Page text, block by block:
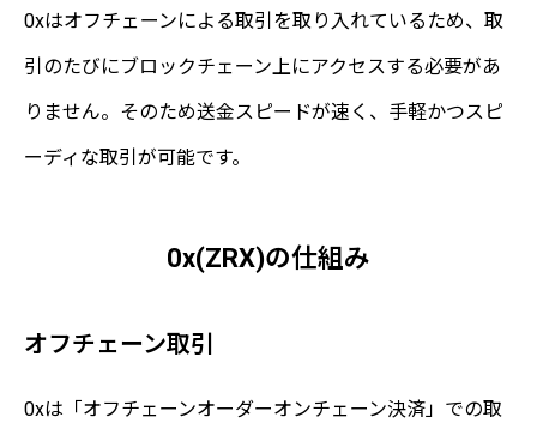
0xはオフチェーンによる取引を取り入れているため、取
引のたびにブロックチェーン上にアクセスする必要があ
りません。そのため送金スピードが速く、手軽かつスピ
ーディな取引が可能です。
0x(ZRX)の仕組み
オフチェーン取引
0xは「オフチェーンオーダーオンチェーン決済」での取